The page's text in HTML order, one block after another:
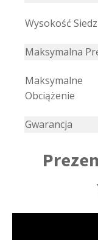
Wysokość
Maksymalna
Maksymalne
Obciążenie
Gwarancja